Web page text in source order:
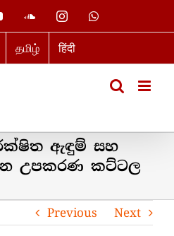
YouTubeSoundCloud
InstagramWhatsApp
தமிழ் हिंदी
ඇඳුම් සහ
උපකරණ කට්ටල
Previous Next